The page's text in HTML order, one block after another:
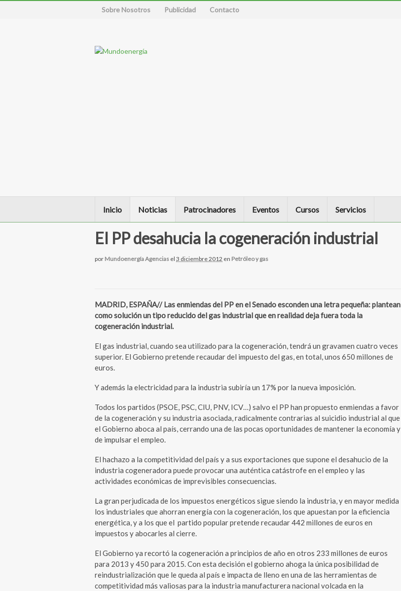
Sobre Nosotros Publicidad Contacto
Inicio Noticias Patrocinadores Eventos Cursos Servicios
El PP desahucia la cogeneración industrial
por Mundoenergía Agencias el 3 diciembre 2012 en Petróleo y gas
MADRID, ESPAÑA// Las enmiendas del PP en el Senado esconden una letra pequeña: plantean
como solución un tipo reducido del gas industrial que en realidad deja fuera toda la
cogeneración industrial.
El gas industrial, cuando sea utilizado para la cogeneración, tendrá un gravamen cuatro veces
superior. El Gobierno pretende recaudar del impuesto del gas, en total, unos 650 millones de
euros.
Y además la electricidad para la industria subiría un 17% por la nueva imposición.
Todos los partidos (PSOE, PSC, CIU, PNV, ICV…) salvo el PP han propuesto enmiendas a favor
de la cogeneración y su industria asociada, radicalmente contrarias al suicidio industrial al que
el Gobierno aboca al país, cerrando una de las pocas oportunidades de mantener la economía y
de impulsar el empleo.
El hachazo a la competitividad del país y a sus exportaciones que supone el desahucio de la
industria cogeneradora puede provocar una auténtica catástrofe en el empleo y las
actividades económicas de imprevisibles consecuencias.
La gran perjudicada de los impuestos energéticos sigue siendo la industria, y en mayor medida
los industriales que ahorran energía con la cogeneración, los que apuestan por la eficiencia
energética, y a los que el partido popular pretende recaudar 442 millones de euros en
impuestos y abocarles al cierre.
El Gobierno ya recortó la cogeneración a principios de año en otros 233 millones de euros
para 2013 y 450 para 2015. Con esta decisión el gobierno ahoga la única posibilidad de
reindustrialización que le queda al país e impacta de lleno en una de las herramientas de
competitividad más valiosas para la industria manufacturera nacional volcada en la